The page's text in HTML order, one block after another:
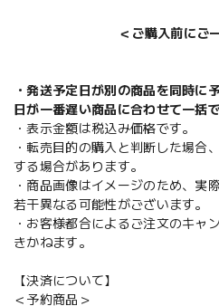
＜ご購入前にご
・発送予定日が別の商品を同時に
日が一番遅い商品に合わせて一括
・表示金額は税込み価格です。
・転売目的の購入と判断した場合
する場合があります。
・商品画像はイメージのため、実
若干異なる可能性がございます。
・お客様都合によるご注文のキャ
きかねます。
【決済について】
＜予約商品＞